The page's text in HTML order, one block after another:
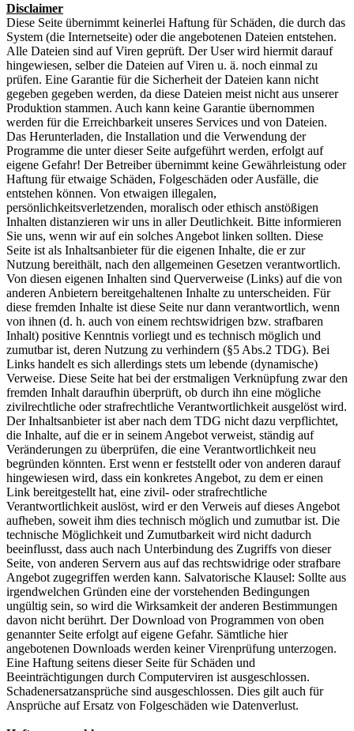
Disclaimer
Diese Seite übernimmt keinerlei Haftung für Schäden, die durch das
System (die Internetseite) oder die angebotenen Dateien entstehen.
Alle Dateien sind auf Viren geprüft. Der User wird hiermit darauf
hingewiesen, selber die Dateien auf Viren u. ä. noch einmal zu
prüfen. Eine Garantie für die Sicherheit der Dateien kann nicht
gegeben gegeben werden, da diese Dateien meist nicht aus unserer
Produktion stammen. Auch kann keine Garantie übernommen
werden für die Erreichbarkeit unseres Services und von Dateien.
Das Herunterladen, die Installation und die Verwendung der
Programme die unter dieser Seite aufgeführt werden, erfolgt auf
eigene Gefahr! Der Betreiber übernimmt keine Gewährleistung oder
Haftung für etwaige Schäden, Folgeschäden oder Ausfälle, die
entstehen können. Von etwaigen illegalen,
persönlichkeitsverletzenden, moralisch oder ethisch anstößigen
Inhalten distanzieren wir uns in aller Deutlichkeit. Bitte informieren
Sie uns, wenn wir auf ein solches Angebot linken sollten. Diese
Seite ist als Inhaltsanbieter für die eigenen Inhalte, die er zur
Nutzung bereithält, nach den allgemeinen Gesetzen verantwortlich.
Von diesen eigenen Inhalten sind Querverweise (Links) auf die von
anderen Anbietern bereitgehaltenen Inhalte zu unterscheiden. Für
diese fremden Inhalte ist diese Seite nur dann verantwortlich, wenn
von ihnen (d. h. auch von einem rechtswidrigen bzw. strafbaren
Inhalt) positive Kenntnis vorliegt und es technisch möglich und
zumutbar ist, deren Nutzung zu verhindern (§5 Abs.2 TDG). Bei
Links handelt es sich allerdings stets um lebende (dynamische)
Verweise. Diese Seite hat bei der erstmaligen Verknüpfung zwar den
fremden Inhalt daraufhin überprüft, ob durch ihn eine mögliche
zivilrechtliche oder strafrechtliche Verantwortlichkeit ausgelöst wird.
Der Inhaltsanbieter ist aber nach dem TDG nicht dazu verpflichtet,
die Inhalte, auf die er in seinem Angebot verweist, ständig auf
Veränderungen zu überprüfen, die eine Verantwortlichkeit neu
begründen könnten. Erst wenn er feststellt oder von anderen darauf
hingewiesen wird, dass ein konkretes Angebot, zu dem er einen
Link bereitgestellt hat, eine zivil- oder strafrechtliche
Verantwortlichkeit auslöst, wird er den Verweis auf dieses Angebot
aufheben, soweit ihm dies technisch möglich und zumutbar ist. Die
technische Möglichkeit und Zumutbarkeit wird nicht dadurch
beeinflusst, dass auch nach Unterbindung des Zugriffs von dieser
Seite, von anderen Servern aus auf das rechtswidrige oder strafbare
Angebot zugegriffen werden kann. Salvatorische Klausel: Sollte aus
irgendwelchen Gründen eine der vorstehenden Bedingungen
ungültig sein, so wird die Wirksamkeit der anderen Bestimmungen
davon nicht berührt. Der Download von Programmen von oben
genannter Seite erfolgt auf eigene Gefahr. Sämtliche hier
angebotenen Downloads werden keiner Virenprüfung unterzogen.
Eine Haftung seitens dieser Seite für Schäden und
Beeinträchtigungen durch Computerviren ist ausgeschlossen.
Schadenersatzansprüche sind ausgeschlossen. Dies gilt auch für
Ansprüche auf Ersatz von Folgeschäden wie Datenverlust.